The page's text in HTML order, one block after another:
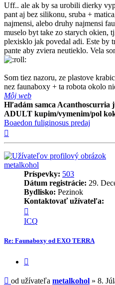
Uff.. ale ak by sa urobili dierky
pant aj bez silikonu, sruba +
najmensi, alebo druhy najmensi
muselo byt take zo starych okien,
plexisklo jak povedal adi. Este by
pante aby zviera neutieklo. Vela
Som tiez nazoru, ze plastove
nez faunaboxy + ta robota okolo
Môj web
Hľadám samca
ADULT kupim/vymenim/pol
Boaedon fuliginosus predaj
metalkohol
Príspevky: 503
Dátum registrácie: 29.
Bydlisko: Pezinok
Kontaktovať užívateľa:
informácie
užívateľa
metalkohol
ICQ
Re: Faunaboxy od EXO TERRA
Príspevok
od užívateľa metalkohol » 8.